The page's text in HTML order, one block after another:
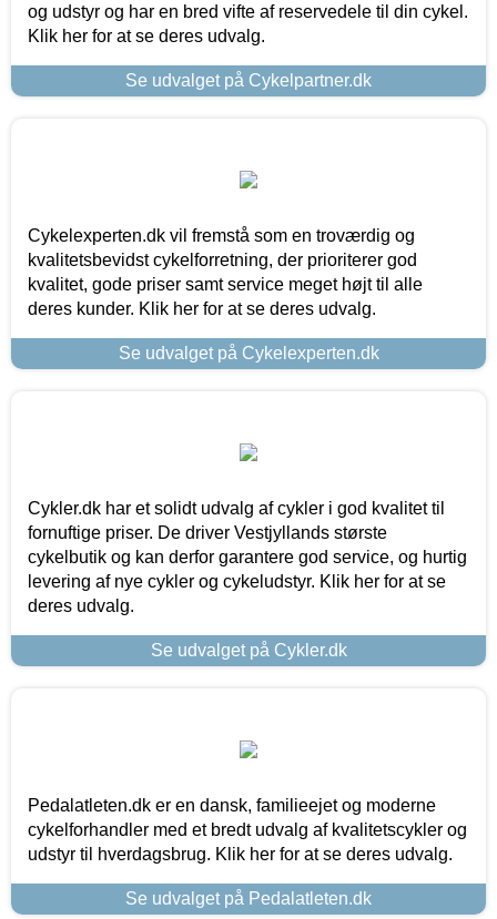
og udstyr og har en bred vifte af reservedele til din cykel.
Klik her for at se deres udvalg.
Se udvalget på Cykelpartner.dk
Cykelexperten.dk vil fremstå som en troværdig og
kvalitetsbevidst cykelforretning, der prioriterer god
kvalitet, gode priser samt service meget højt til alle
deres kunder. Klik her for at se deres udvalg.
Se udvalget på Cykelexperten.dk
Cykler.dk har et solidt udvalg af cykler i god kvalitet til
fornuftige priser. De driver Vestjyllands største
cykelbutik og kan derfor garantere god service, og hurtig
levering af nye cykler og cykeludstyr. Klik her for at se
deres udvalg.
Se udvalget på Cykler.dk
Pedalatleten.dk er en dansk, familieejet og moderne
cykelforhandler med et bredt udvalg af kvalitetscykler og
udstyr til hverdagsbrug. Klik her for at se deres udvalg.
Se udvalget på Pedalatleten.dk